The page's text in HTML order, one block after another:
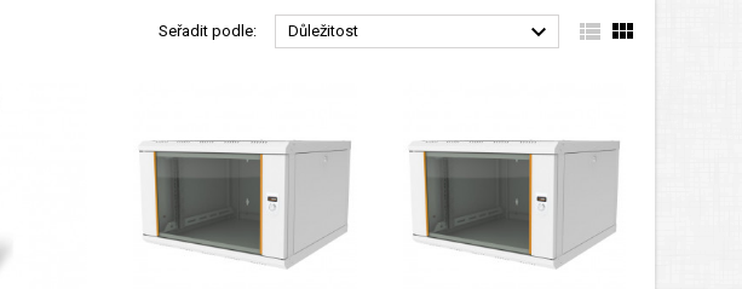
Seřadit podle: Důležitost   